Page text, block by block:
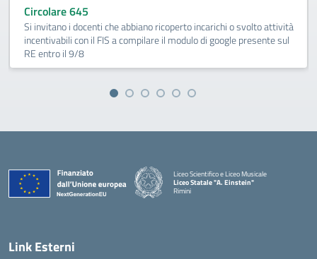
Circolare 645
Si invitano i docenti che abbiano ricoperto incarichi o svolto attività
incentivabili con il FIS a compilare il modulo di google presente sul
RE entro il 9/8
Liceo Scientifico e Liceo Musicale
Liceo Statale "A. Einstein"
Rimini
Link Esterni